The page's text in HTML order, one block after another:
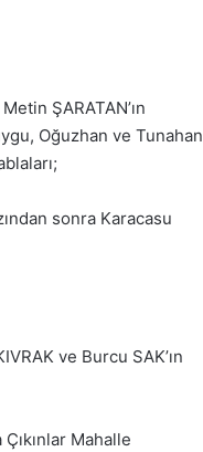
ŞARATAN’ın
Oğuzhan ve Tunahan
sonra Karacasu
ve Burcu SAK’ın
Mahalle